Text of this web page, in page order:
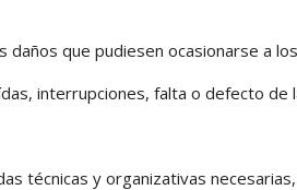
daños que pudiesen ocasionarse a
interrupciones, falta o defecto de
técnicas y organizativas